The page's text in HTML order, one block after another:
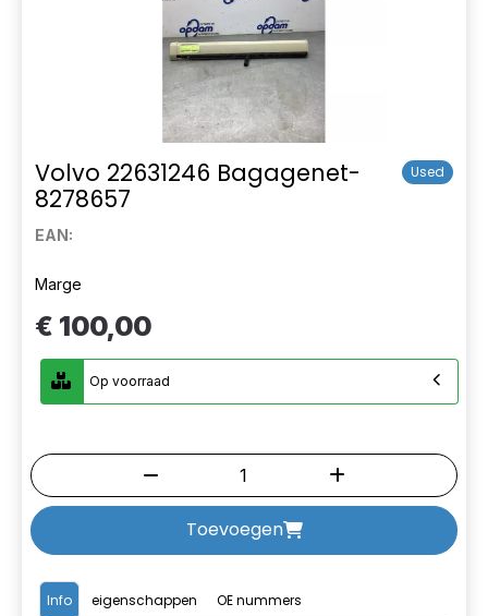
Volvo 22631246 Bagagenet-
8278657
Used
EAN:
Info eigenschappen OE nummers
Marge
€ 100,00
Op voorraad
Toevoegen